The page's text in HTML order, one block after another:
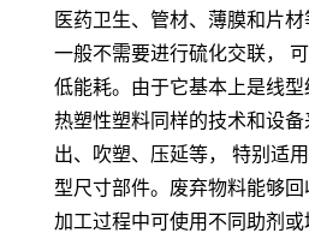
医药卫生、管材、薄膜和片
一般不需要进行硫化交联，
低能耗。由于它基本上是线型
热塑性塑料同样的技术和设备
出、吹塑、压延等，
特别适
型尺寸部件。废弃物料能够回
加工过程中可使用不同助剂